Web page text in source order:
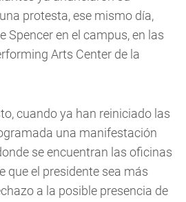
protesta, ese mismo día,
Spencer en el campus, en las
Arts Center de la
cuando ya han reiniciado las
una manifestación
se encuentran las oficinas
que el presidente sea más
a la posible presencia de